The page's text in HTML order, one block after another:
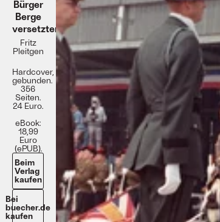
Bürger
Berge
versetzten
Fritz
Pleitgen
Hardcover,
gebunden.
356
Seiten.
24 Euro.
eBook:
18,99
Euro
(ePUB).
Beim
Verlag
kaufen
Bei
buecher.de
kaufen